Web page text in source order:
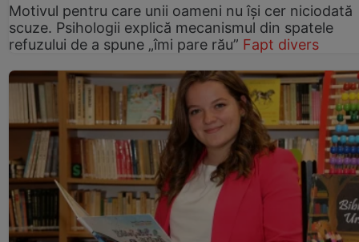
Motivul pentru care unii oameni nu își cer niciodată
scuze. Psihologii explică mecanismul din spatele
refuzului de a spune „îmi pare rău” Fapt divers